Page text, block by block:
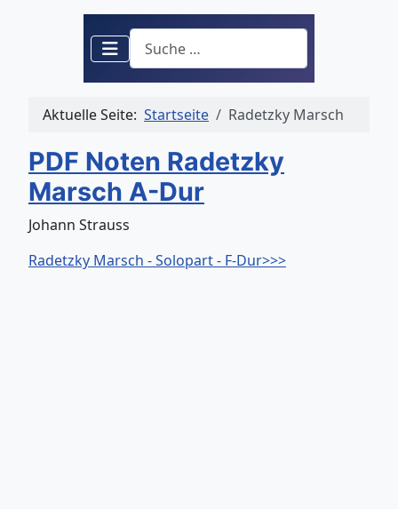
Suchen
Aktuelle Seite: Startseite Radetzky Marsch
PDF Noten Radetzky
Marsch A-Dur
Johann Strauss
Radetzky Marsch - Solopart - F-Dur>>>